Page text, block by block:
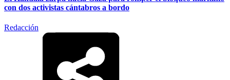
con dos activistas cántabros a bordo
Redacción